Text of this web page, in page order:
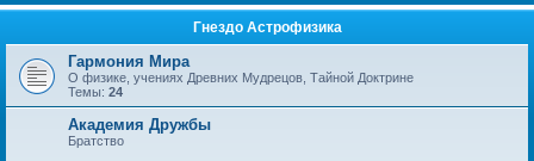
Гнездо Астрофизика
Гармония Мира
О физике, учениях Древних Мудрецов, Тайной Доктрине
Темы: 24
Академия Дружбы
Братство